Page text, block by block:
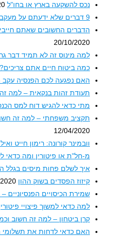
נכס להשקעה בארץ או בחו"ל 2020
הדברים החשובים שאתם חייבים
20/10/2020
למה מינוס זה לא תמיד דבר גרוע
כמה ביטוח חיים אתם צריכים?
האם נפגעה לכם הפנסיה עקב
תעודת זהות בנקאית – למה זה
מתי כדאי להגיש דוח למס הכנסה?
תקציב משפחתי – למה זה חשוב
12/04/2020
וובמינר קורונה: רימון חייט ואיל
מ-חל"ת או פיטורין ומה כדאי לעשות
איך לשלם פחות מיסים בגלל
קיזוז הפסדים בשוק ההון 03/2020
שמירת הכיסויים הפנסיוניים – ריסק
למה כדאי למשוך פיצויי פיטורין?
קרן ביטחון – למה זה חשוב וכמה
האם כדאי לדחות את תשלומי